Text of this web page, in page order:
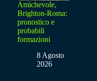
Amichevole,
Brighton-Roma:
pronostico e
probabili
formazioni
8 Agosto
2026